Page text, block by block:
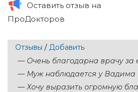
Оставить отзыв на
ПроДокторов
Отзывы / Добавить
— Очень благодарна врачу за его рекомендации и
— Муж наблюдается у Вадима Игоревича. Он доволен.
— Хочу выразить огромную благодарность Семёновой